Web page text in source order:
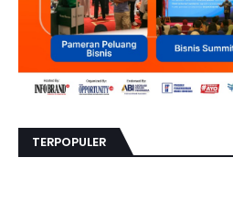
TERPOPULER